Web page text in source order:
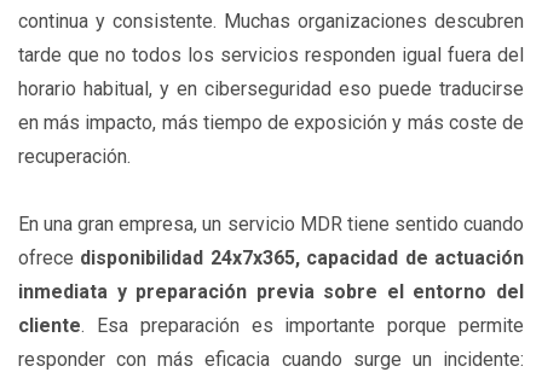
continua y consistente. Muchas organizaciones descubren
tarde que no todos los servicios responden igual fuera del
horario habitual, y en ciberseguridad eso puede traducirse
en más impacto, más tiempo de exposición y más coste de
recuperación.
En una gran empresa, un servicio MDR tiene sentido cuando
ofrece disponibilidad 24x7x365, capacidad de actuación
inmediata y preparación previa sobre el entorno del
cliente. Esa preparación es importante porque permite
responder con más eficacia cuando surge un incidente: